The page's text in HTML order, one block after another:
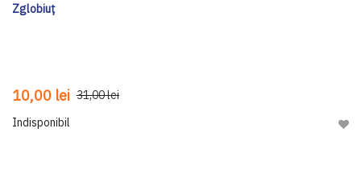
Zglobiuț
10,00 lei 31,00 lei
Indisponibil